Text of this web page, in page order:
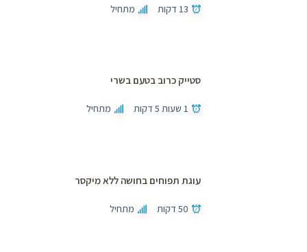
13 דקות מתחיל
סטייק כרוב בטעם בשרי
1 שעות 5 דקות מתחיל
עוגת תפוחים בחושה ללא מיקסר
50 דקות מתחיל